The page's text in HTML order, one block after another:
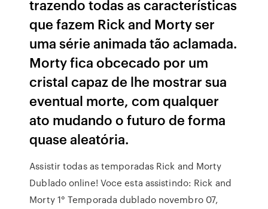
trazendo todas as características
que fazem Rick and Morty ser
uma série animada tão aclamada.
Morty fica obcecado por um
cristal capaz de lhe mostrar sua
eventual morte, com qualquer
ato mudando o futuro de forma
quase aleatória.
Assistir todas as temporadas Rick and Morty
Dublado online! Voce esta assistindo: Rick and
Morty 1° Temporada dublado novembro 07,